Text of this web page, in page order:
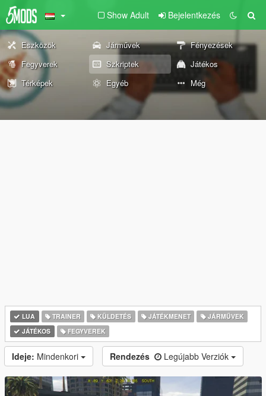
Show Adult Bejelentkezés
Eszközök Járművek
Fényezések
Fegyverek
Szkriptek
Játékos
Térképek
Egyéb Még
LUA TRAINER KÜLDETÉS JÁTÉKMENET
JÁRMŰVEK
JÁTÉKOS
FEGYVEREK
Ideje: Mindenkori Rendezés Legújabb Verziók